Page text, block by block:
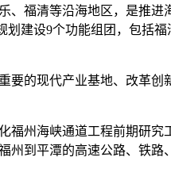
福清等沿海地区，是推进
建设9个功能组团，包括
的现代产业基地、改革创
州海峡通道工程前期研
到平潭的高速公路、铁